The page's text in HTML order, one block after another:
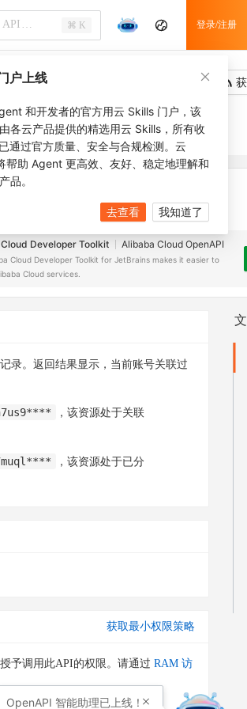
⌘ K 登录/注册
安装之前，确保已创建JetBrains IDE
Developer Toolkit Alibaba Cloud OpenAPI
Cloud Developer Toolkit for JetBrains makes it easier to
Cloud services.
录。返回结果显示，当前账号关联过
，该资源处于关联
，该资源处于已分
获取最小权限策略
予调用此API的权限。请通过 RAM 访
户上线
和开发者的官方用云 Skills 门户，该
各云产品提供的精选用云 Skills，所有收
通过官方质量、安全与合规检测。云
帮助 Agent 更高效、友好、稳定地理解和
品。
去查看 我知道了
OpenAPI 智能助理已上线！